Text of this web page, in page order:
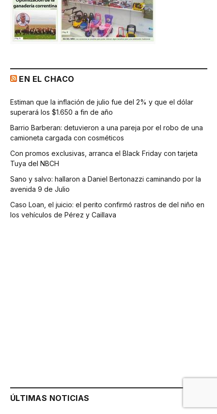
EN EL CHACO
Estiman que la inflación de julio fue del 2% y que el dólar
superará los $1.650 a fin de año
Barrio Barberan: detuvieron a una pareja por el robo de una
camioneta cargada con cosméticos
Con promos exclusivas, arranca el Black Friday con tarjeta
Tuya del NBCH
Sano y salvo: hallaron a Daniel Bertonazzi caminando por la
avenida 9 de Julio
Caso Loan, el juicio: el perito confirmó rastros de del niño en
los vehículos de Pérez y Caillava
ÚLTIMAS NOTICIAS